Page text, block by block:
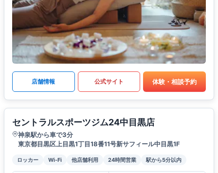
店舗情報 公式サイト 体験・相談予約
セントラルスポーツジム24中目黒店
神泉駅から車で3分
東京都目黒区上目黒1丁目18番11号新サフィール中目黒1F
ロッカー Wi-Fi 他店舗利用 24時間営業 駅から5分以内